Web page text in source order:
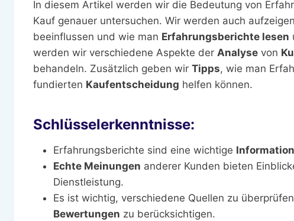
In diesem Artikel werden wir die Bedeutung von
Kauf genauer untersuchen. Wir werden auch
beeinflussen und wie man Erfahrungsberichte lesen
werden wir verschiedene Aspekte der Analyse von
behandeln. Zusätzlich geben wir Tipps, wie man
fundierten Kaufentscheidung helfen können.
Schlüsselerkenntnisse:
Erfahrungsberichte sind eine wichtige
Echte Meinungen anderer Kunden bieten
Dienstleistung.
Es ist wichtig, verschiedene Quellen zu
Bewertungen zu berücksichtigen.